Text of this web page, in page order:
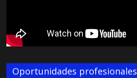
Oportunidades profesionales